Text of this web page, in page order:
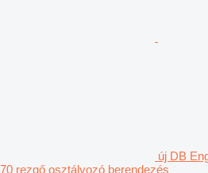
új DB
70 rezgő osztályozó berendezés